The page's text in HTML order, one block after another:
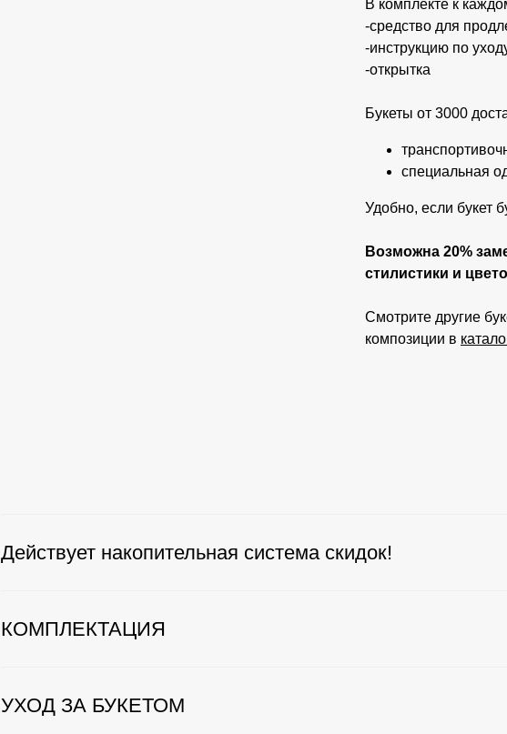
В комплекте к
-средство для
-инструкцию по
-открытка
Букеты от 3000
специальная
Удобно, если букет
Возможна 20%
стилистики и
Смотрите другие
композиции в
Действует накопительная система скидок!
КОМПЛЕКТАЦИЯ
УХОД ЗА БУКЕТОМ